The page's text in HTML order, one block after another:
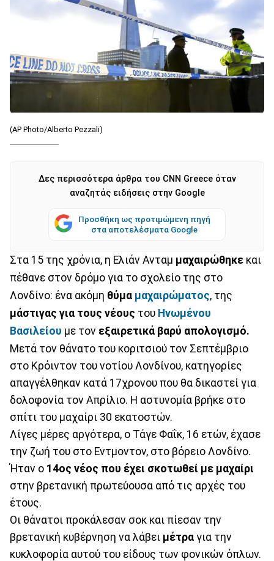
(AP Photo/Alberto Pezzali)
Δες περισσότερα άρθρα του CNN Greece όταν
αναζητάς ειδήσεις στην Google
Προσθήκη ως προτιμώμενη πηγή
στα αποτελέσματα Google
Στα 15 της χρόνια, η Ελιάν Ανταμ μαχαιρώθηκε και
πέθανε στον δρόμο για το σχολείο της στο
Λονδίνο: ένα ακόμη θύμα μαχαιρώματος, της
μάστιγας για τους νέους του Ηνωμένου
Βασιλείου με τον εξαιρετικά βαρύ απολογισμό.
Μετά τον θάνατο του κοριτσιού τον Σεπτέμβριο
στο Κρόιντον του νοτίου Λονδίνου, κατηγορίες
απαγγέλθηκαν κατά 17χρονου που θα δικαστεί για
δολοφονία τον Απρίλιο. Η αστυνομία βρήκε στο
σπίτι του μαχαίρι 30 εκατοστών.
Λίγες μέρες αργότερα, ο Τάγε Φαΐκ, 16 ετών, έχασε
την ζωή του στο Εντμοντον, στο βόρειο Λονδίνο.
Ήταν ο 14ος νέος που έχει σκοτωθεί με μαχαίρι
στην βρετανική πρωτεύουσα από τις αρχές του
έτους.
Οι θάνατοι προκάλεσαν σοκ και πίεσαν την
βρετανική κυβέρνηση να λάβει μέτρα για την
κυκλοφορία αυτού του είδους των φονικών όπλων.